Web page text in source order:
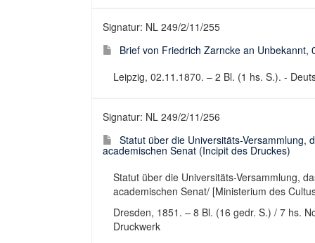
Signatur: NL 249/2/11/255
Brief von Friedrich Zarncke an Unbekannt,
Leipzig, 02.11.1870. – 2 Bl. (1 hs. S.). -
Signatur: NL 249/2/11/256
Statut über die Universitäts-Versammlung,
academischen Senat (Incipit des Druckes)
Statut über die Universitäts-Versammlung,
academischen Senat/ [Ministerium des
Dresden, 1851. – 8 Bl. (16 gedr. S.) / 7 hs.
Druckwerk